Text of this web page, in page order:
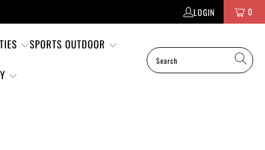
LOGIN 0
SPORTS OUTDOOR